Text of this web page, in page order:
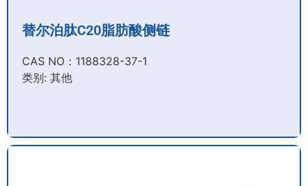
替尔泊肽C20脂肪酸侧链
CAS NO：1188328-37-1
类别: 其他